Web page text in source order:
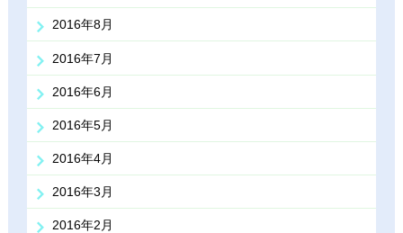
2016年8月
2016年7月
2016年6月
2016年5月
2016年4月
2016年3月
2016年2月